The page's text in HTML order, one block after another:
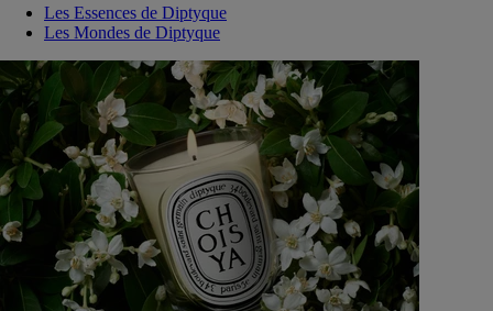
Les Essences de Diptyque
Les Mondes de Diptyque